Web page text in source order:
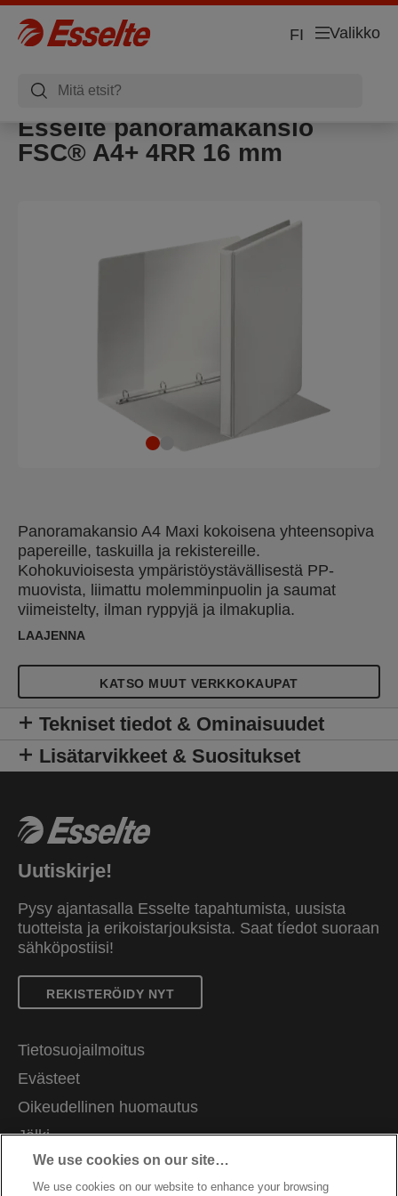
Valikko
FI
Esselte panoramakansio
FSC® A4+ 4RR 16 mm
Panoramakansio A4 Maxi kokoisena yhteensopiva
papereille, taskuilla ja rekistereille.
Kohokuvioisesta ympäristöystävällisestä PP-
muovista, liimattu molemminpuolin ja saumat
viimeistelty, ilman ryppyjä ja ilmakuplia.
LAAJENNA
KATSO MUUT VERKKOKAUPAT
Tekniset tiedot & Ominaisuudet
Lisätarvikkeet & Suositukset
Uutiskirje!
Pysy ajantasalla Esselte tapahtumista, uusista
tuotteista ja erikoistarjouksista. Saat tíedot suoraan
sähköpostiisi!
REKISTERÖIDY NYT
Tietosuojailmoitus
Evästeet
Oikeudellinen huomautus
Jälki
Hallitse tietojani
Asiakastuki
We use cookies on our site…
We use cookies on our website to enhance your browsing